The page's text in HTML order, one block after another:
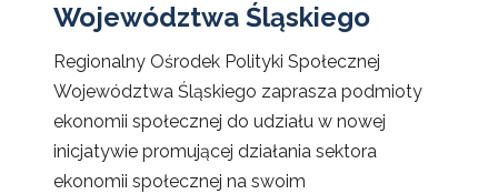
Województwa Śląskiego
Regionalny Ośrodek Polityki Społecznej
Województwa Śląskiego zaprasza podmioty
ekonomii społecznej do udziału w nowej
inicjatywie promującej działania sektora
ekonomii społecznej na swoim